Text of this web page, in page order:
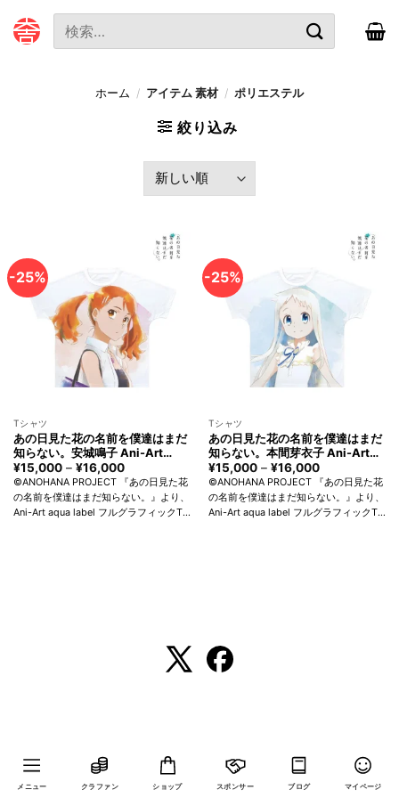
文
ホーム / アイテム 素材 / ポリエステル
絞り込み
-25%
Tシャツ
あの日見た花の名前を僕達はまだ
知らない。安城鳴子 Ani-Art
aqua label フルグラフィックTシ
ャツ ユニセックス アルマビアン
カ Anohana：The Flower We
Saw That Day Naruko Anjo T-
¥15,000 – ¥16,000価
格
帯:
¥15,000
–
©ANOHANA PROJECT 『あの日見た花
の名前を僕達はまだ知らない。』より、
Ani-Art aqua label フルグラフィックT
-25%
Tシャツ
あの日見た花の名前を僕達はまだ
知らない。本間芽衣子 Ani-Art
aqua label フルグラフィックTシ
ャツ ユニセックス アルマビアン
カ Anohana：The Flower We
Saw That Day Meiko Honma T-
¥15,000 – ¥16,000価
格
帯:
¥15,000
–
©ANOHANA PROJECT 『あの日見た花
の名前を僕達はまだ知らない。』より、
Ani-Art aqua label フルグラフィックT
メニュー クラファン ショップ スポンサー ブログ マイページ